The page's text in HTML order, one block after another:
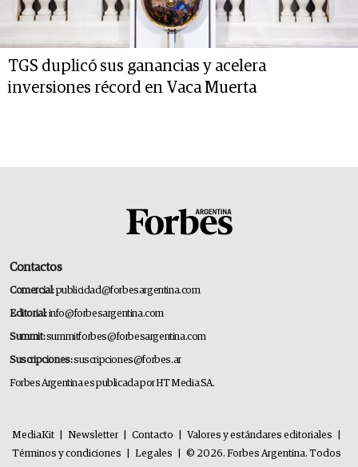
TGS duplicó sus ganancias y acelera
inversiones récord en Vaca Muerta
Contactos
Comercial:publicidad@forbesargentina.com
Editorial:info@forbesargentina.com
Summit:summitforbes@forbesargentina.com
Suscripciones:suscripciones@forbes.ar
Forbes Argentina es publicada por HT Media SA.
MediaKit Newsletter Contacto Valores y estándares editoriales
Términos y condiciones
Legales © 2026. Forbes Argentina. Todos